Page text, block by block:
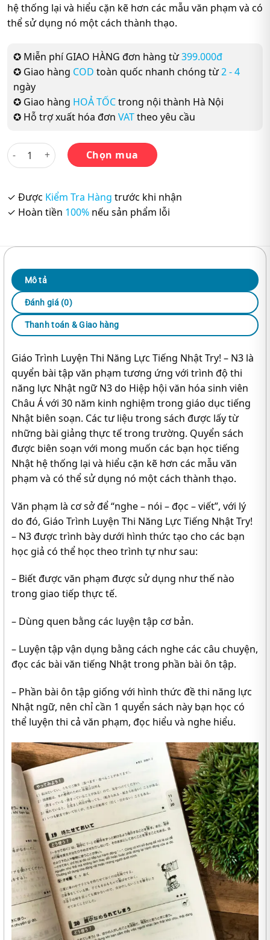
hệ thống lại và hiểu cặn kẽ hơn các mẫu văn phạm và có
thể sử dụng nó một cách thành thạo.
✪ Miễn phí GIAO HÀNG đơn hàng từ399.000đ
✪ Giao hàng COD toàn quốc nhanh chóng từ2 - 4
ngày
✪ Giao hàng HOẢ TỐCtrong nội thành Hà Nội
✪ Hỗ trợ xuất hóa đơn VATtheo yêu cầu
Try! - N3 (Kèm 1 CD) số lượng
Chọn mua
✓ Được Kiểm Tra Hàng trước khi nhận
✓ Hoàn tiền 100% nếu sản phẩm lỗi
Mô tả
Đánh giá (0)
Thanh toán & Giao hàng
Giáo Trình Luyện Thi Năng Lực Tiếng Nhật Try! – N3 là
quyển bài tập văn phạm tương ứng với trình độ thi
năng lực Nhật ngữ N3 do Hiệp hội văn hóa sinh viên
Châu Á với 30 năm kinh nghiệm trong giáo dục tiếng
Nhật biên soạn. Các tư liệu trong sách được lấy từ
những bài giảng thực tế trong trường. Quyển sách
được biên soạn với mong muốn các bạn học tiếng
Nhật hệ thống lại và hiểu cặn kẽ hơn các mẫu văn
phạm và có thể sử dụng nó một cách thành thạo.
Văn phạm là cơ sở để “nghe – nói – đọc – viết”, với lý
do đó, Giáo Trình Luyện Thi Năng Lực Tiếng Nhật Try!
– N3 được trình bày dưới hình thức tạo cho các bạn
học giả có thể học theo trình tự như sau:
– Biết được văn phạm được sử dụng như thế nào
trong giao tiếp thực tế.
– Dùng quen bằng các luyện tập cơ bản.
– Luyện tập vận dụng bằng cách nghe các câu chuyện,
đọc các bài văn tiếng Nhật trong phần bài ôn tập.
– Phần bài ôn tập giống với hình thức đề thi năng lực
Nhật ngữ, nên chỉ cần 1 quyển sách này bạn học có
thể luyện thi cả văn phạm, đọc hiểu và nghe hiểu.